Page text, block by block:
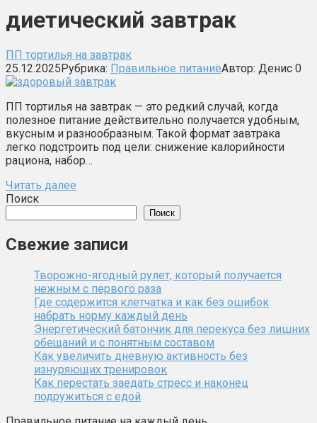
диетический завтрак
ПП тортилья на завтрак
25.12.2025 Рубрика: Правильное питаниеАвтор: Денис 0
ПП тортилья на завтрак — это редкий случай, когда
полезное питание действительно получается удобным,
вкусным и разнообразным. Такой формат завтрака
легко подстроить под цели: снижение калорийности
рациона, набор…
Читать далее
Поиск
Поиск
Свежие записи
Творожно-ягодный рулет, который получается
нежным с первого раза
Где содержится клетчатка и как без ошибок
набрать норму каждый день
Энергетический батончик для перекуса без лишних
обещаний и с понятным составом
Как увеличить дневную активность без
изнуряющих тренировок
Как перестать заедать стресс и наконец
подружиться с едой